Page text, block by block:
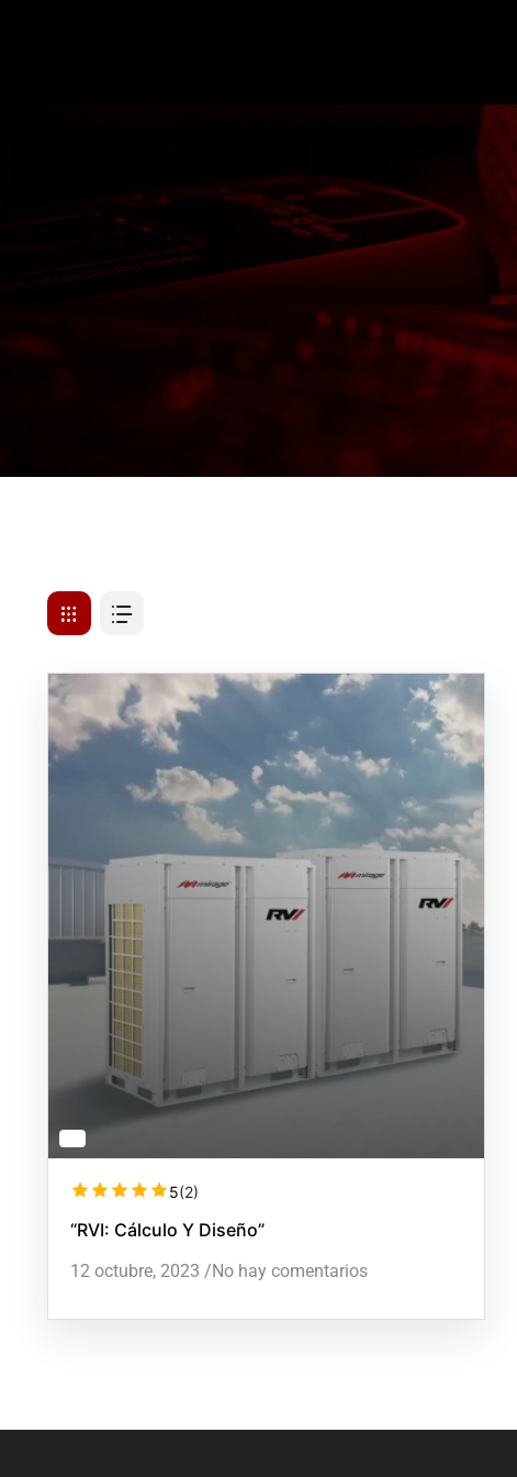
5(2)
“RVI: Cálculo Y Diseño”
12 octubre, 2023 /No hay comentarios